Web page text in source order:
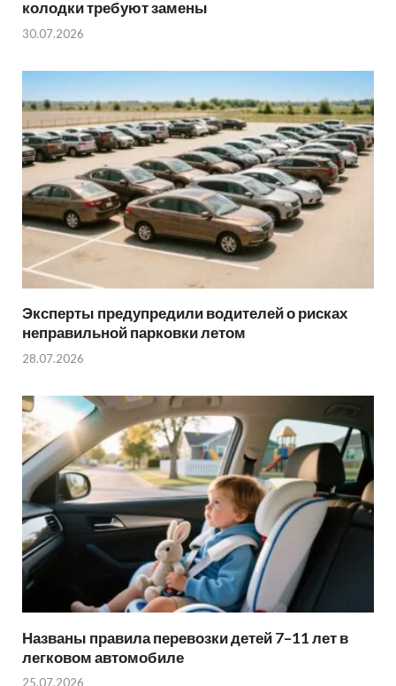
колодки требуют замены
30.07.2026
Эксперты предупредили водителей о рисках
неправильной парковки летом
28.07.2026
Названы правила перевозки детей 7–11 лет в
легковом автомобиле
25.07.2026